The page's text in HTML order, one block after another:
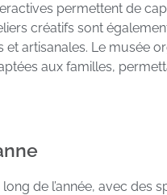
permettent de
créatifs sont
et artisanales. Le musée
aux familles,
de l’année, avec des